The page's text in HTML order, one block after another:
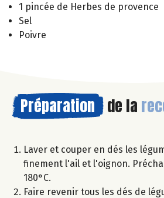
1 pincée de Herbes de provence
Sel
Poivre
Préparation de la
Laver et couper en dés les
finement l'ail et l'oignon.
180°C.
Faire revenir tous les dés de